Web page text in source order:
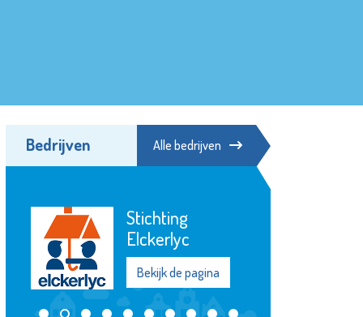
Bedrijven Alle bedrijven
Stichting
Elckerlyc
Bekijk de pagina